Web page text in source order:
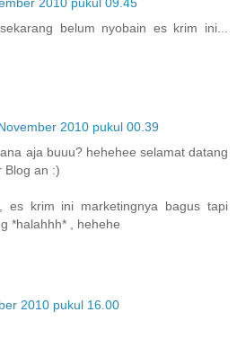
belum nyobain es krim ini...
2010 pukul 00.39
aja buuu? hehehee selamat datang
Blog an :)
es krim ini marketingnya bagus tapi
*halahhh* , hehehe
2010 pukul 16.00